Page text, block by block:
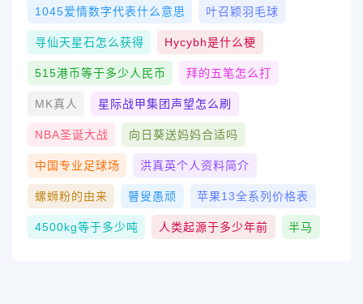
1045爱情数字代表什么意思 叶召颖羽毛球
寻仙天星石怎么获得 Hycybh是什么梗
515港币等于多少人民币 拜的五笔怎么打
MK真人 星际战甲集团声望怎么刷
NBA圣诞大战 向日葵送妈妈合适吗
中国专业足球场 洪真英个人资料简介
螺蛳粉的由来 瞽叟愚顽 苹果13全系列价格表
4500kg等于多少吨 人类起源于多少年前 半马